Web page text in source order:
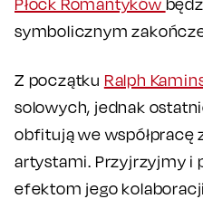
symbolicznym
Z początku Ralph
solowych, jednak
obfitują we współpracę
artystami. Przyjrzyjmy i
efektom jego